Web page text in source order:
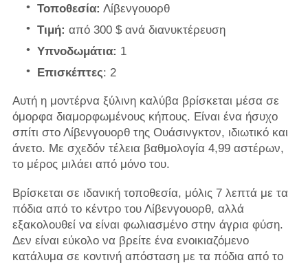
Τοποθεσία: Λίβενγουορθ
Τιμή: από 300 $ ανά διανυκτέρευση
Υπνοδωμάτια: 1
Επισκέπτες: 2
Αυτή η μοντέρνα ξύλινη καλύβα βρίσκεται μέσα σε
όμορφα διαμορφωμένους κήπους. Είναι ένα ήσυχο
σπίτι στο Λίβενγουορθ της Ουάσινγκτον, ιδιωτικό και
άνετο. Με σχεδόν τέλεια βαθμολογία 4,99 αστέρων,
το μέρος μιλάει από μόνο του.
Βρίσκεται σε ιδανική τοποθεσία, μόλις 7 λεπτά με τα
πόδια από το κέντρο του Λίβενγουορθ, αλλά
εξακολουθεί να είναι φωλιασμένο στην άγρια ​​φύση.
Δεν είναι εύκολο να βρείτε ένα ενοικιαζόμενο
κατάλυμα σε κοντινή απόσταση με τα πόδια από το